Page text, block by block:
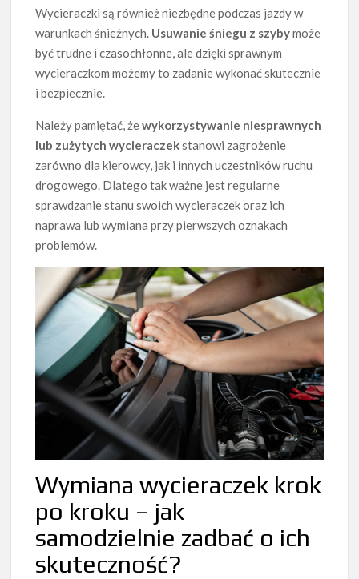
Wycieraczki są również niezbędne podczas jazdy w
warunkach śnieżnych. Usuwanie śniegu z szybymoże
być trudne i czasochłonne, ale dzięki sprawnym
wycieraczkom możemy to zadanie wykonać skutecznie
i bezpiecznie.
Należy pamiętać, żewykorzystywanie niesprawnych
lub zużytych wycieraczekstanowi zagrożenie
zarówno dla kierowcy, jak i innych uczestników ruchu
drogowego. Dlatego tak ważne jest regularne
sprawdzanie stanu swoich wycieraczek oraz ich
naprawa lub wymiana przy pierwszych oznakach
problemów.
Wymiana wycieraczek krok
po kroku – jak
samodzielnie zadbać o ich
skuteczność?